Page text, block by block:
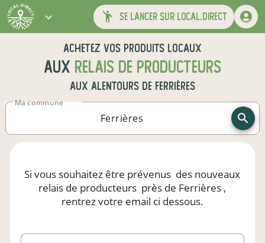
se lancer sur local.direct
Achetez vos produits locaux
aux relais de producteurs
aux alentours de Ferrières
Ma commune
Si vous souhaitez être prévenus des nouveaux
relais de producteurs près de Ferrières ,
rentrez votre email ci dessous.